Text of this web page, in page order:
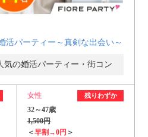
活パーティー～真剣な出会い～
気の婚活パーティー・街コン
女性 残りわずか
32～47歳
1,500円
＜早割→0円 ＞